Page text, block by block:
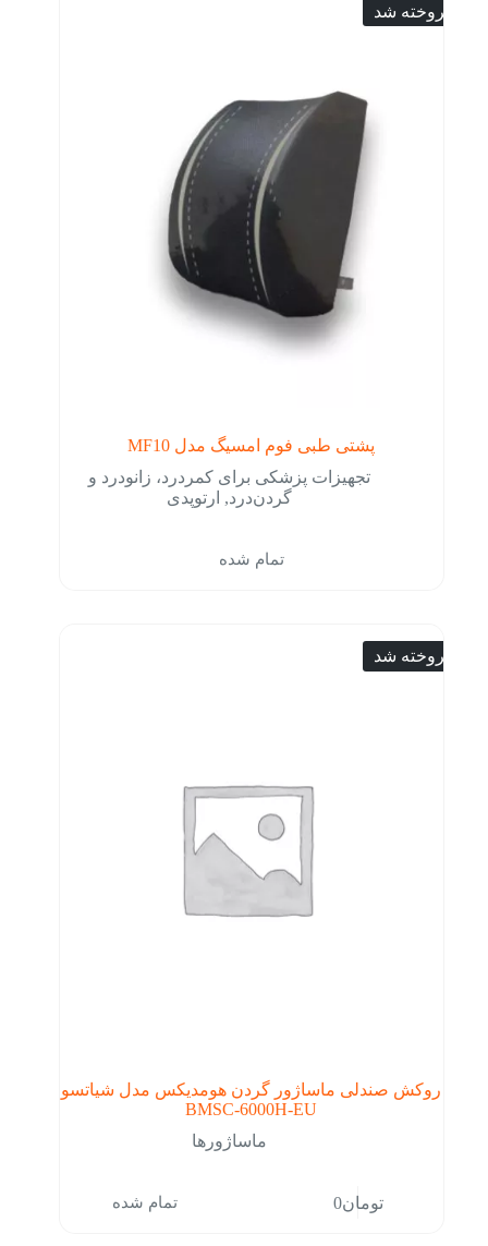
فروخته شد
پشتی طبی فوم امسیگ مدل MF10
تجهیزات پزشکی برای کمردرد، زانودرد و
گردن‌درد, ارتوپدی
تمام شده
فروخته شد
روکش صندلی ماساژور گردن هومدیکس مدل شیاتسو
BMSC-6000H-EU
ماساژورها
تومان0 تمام شده